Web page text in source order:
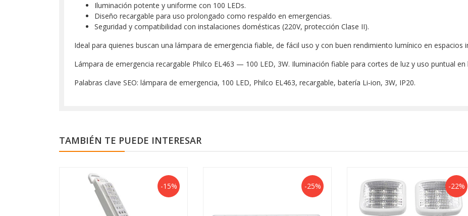
Iluminación potente y uniforme con 100 LEDs.
Diseño recargable para uso prolongado como respaldo en emergencias.
Seguridad y compatibilidad con instalaciones domésticas (220V, protección Clase II).
Ideal para quienes buscan una lámpara de emergencia fiable, de fácil uso y con buen rendimiento lumínico en espacios
Lámpara de emergencia recargable Philco EL463 — 100 LED, 3W. Iluminación fiable para cortes de luz y uso puntual
Palabras clave SEO: lámpara de emergencia, 100 LED, Philco EL463, recargable, batería Li‑ion, 3W, IP20.
TAMBIÉN TE PUEDE INTERESAR
-15% -25% -22%